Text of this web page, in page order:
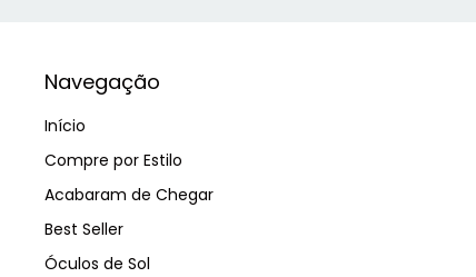
Navegação
Início
Compre por Estilo
Acabaram de Chegar
Best Seller
Óculos de Sol